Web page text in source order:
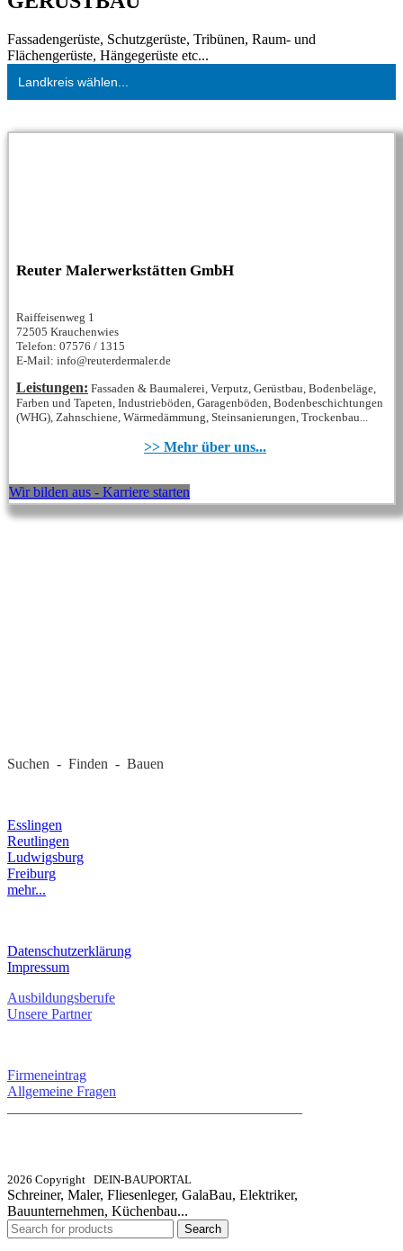
Fassadengerüste, Schutzgerüste, Tribünen, Raum- und
Flächengerüste, Hängegerüste etc...
Landkreis wählen...
Reuter Malerwerkstätten GmbH
Raiffeisenweg 1
72505 Krauchenwies
Telefon: 07576 / 1315
E-Mail: info@reuterdermaler.de
Leistungen: Fassaden & Baumalerei, Verputz, Gerüstbau, Bodenbeläge,
Farben und Tapeten, Industrieböden, Garagenböden, Bodenbeschichtungen
(WHG), Zahnschiene, Wärmedämmung, Steinsanierungen, Trockenbau...
>> Mehr über uns...
Wir bilden aus - Karriere starten
Suchen - Finden - Bauen
Esslingen
Reutlingen
Ludwigsburg
Freiburg
mehr...
Datenschutzerklärung
Impressum
Ausbildungsberufe
Unsere Partner
Firmeneintrag
Allgemeine Fragen
2026 Copyright DEIN-BAUPORTAL
Schreiner, Maler, Fliesenleger, GalaBau, Elektriker,
Bauunternehmen, Küchenbau...
Search